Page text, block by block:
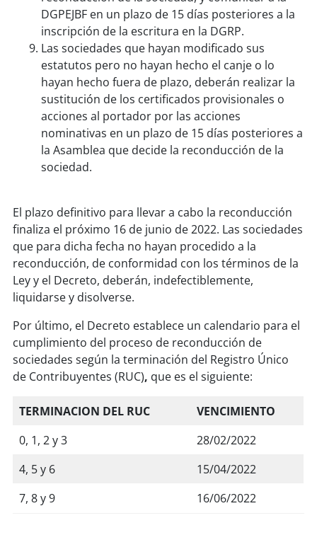
DGPEJBF en un plazo de 15 días posteriores a la
inscripción de la escritura en la DGRP.
Las sociedades que hayan modificado sus
estatutos pero no hayan hecho el canje o lo
hayan hecho fuera de plazo, deberán realizar la
sustitución de los certificados provisionales o
acciones al portador por las acciones
nominativas en un plazo de 15 días posteriores a
la Asamblea que decide la reconducción de la
sociedad.
El plazo definitivo para llevar a cabo la reconducción
finaliza el próximo 16 de junio de 2022. Las sociedades
que para dicha fecha no hayan procedido a la
reconducción, de conformidad con los términos de la
Ley y el Decreto, deberán, indefectiblemente,
liquidarse y disolverse.
Por último, el Decreto establece un calendario para el
cumplimiento del proceso de reconducción de
sociedades según la terminación del Registro Único
de Contribuyentes (RUC), que es el siguiente:
TERMINACION DEL RUC
VENCIMIENTO
0, 1, 2 y 3
28/02/2022
4, 5 y 6
15/04/2022
7, 8 y 9
16/06/2022